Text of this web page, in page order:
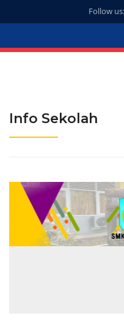
Follow us:
Info Sekolah